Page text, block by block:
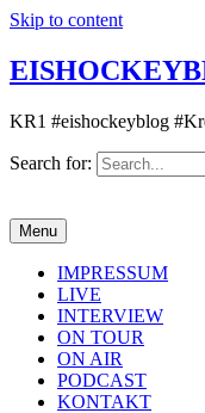
Skip to content
KR1 #eishockeyblog
Search for:
Menu
IMPRESSUM
LIVE
INTERVIEW
ON TOUR
ON AIR
PODCAST
KONTAKT